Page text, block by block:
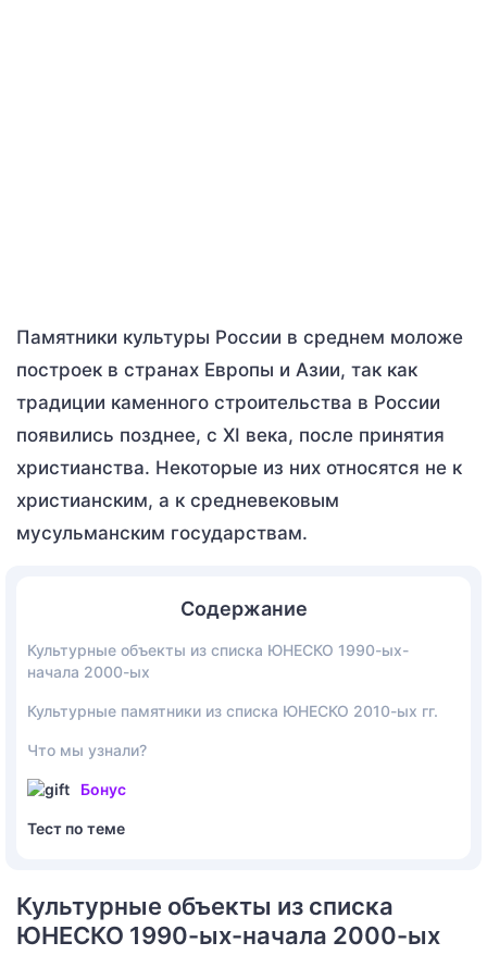
Памятники культуры России в среднем моложе
построек в странах Европы и Азии, так как
традиции каменного строительства в России
появились позднее, с XI века, после принятия
христианства. Некоторые из них относятся не к
христианским, а к средневековым
мусульманским государствам.
Содержание
Культурные объекты из списка ЮНЕСКО 1990-ых-
начала 2000-ых
Культурные памятники из списка ЮНЕСКО 2010-ых гг.
Что мы узнали?
Бонус
Тест по теме
Культурные объекты из списка
ЮНЕСКО 1990-ых-начала 2000-ых